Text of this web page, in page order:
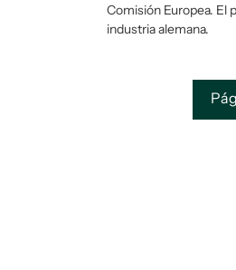
Comisión Europea. El
industria alemana.